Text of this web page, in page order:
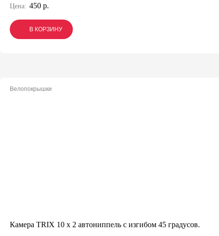
Цена: 450 р.
В КОРЗИНУ
В КОРЗИНУ
В КОРЗИНУ
Велопокрышки
Камера TRIX 10 x 2 автониппель с изгибом 45 градусов.